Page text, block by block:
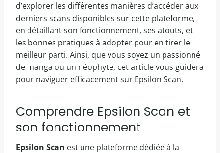
d’explorer les différentes manières d’accéder aux
derniers scans disponibles sur cette plateforme,
en détaillant son fonctionnement, ses atouts, et
les bonnes pratiques à adopter pour en tirer le
meilleur parti. Ainsi, que vous soyez un passionné
de manga ou un néophyte, cet article vous guidera
pour naviguer efficacement sur Epsilon Scan.
Comprendre Epsilon Scan et
son fonctionnement
Epsilon Scan est une plateforme dédiée à la